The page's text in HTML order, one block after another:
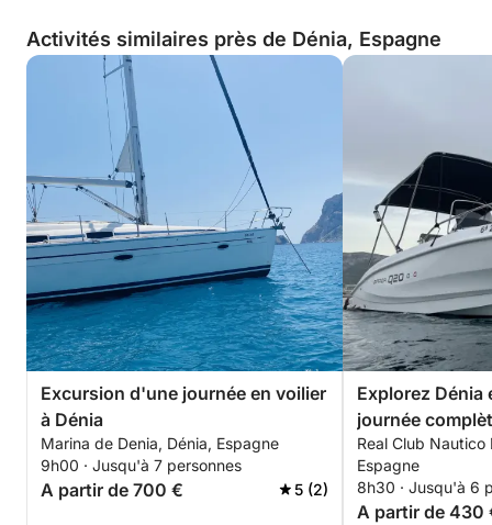
Fumer est autorisé.
Nettoyage final inclus.
Port d'attache : Dénia Yacht Club.
Rendez-vous inoubliable !
Le skipper qui vous accompagnera immortalisera
vos plus beaux moments passés en mer, au cœur
d'une nature préservée.
••CRIVES, PLAGES ET GROTTES À VISITER••
-DÉNIA-
•Plage des Marines.
Activités similaires près de Dénia, Espagne
Excursion d'une journée en voilier
à Dénia
Marina de Denia, Dénia, Espagne
9h00 · Jusqu'à 7 personnes
A partir de 700 € 5 (2)
Explorez Dénia
journée
d'un bateau à
Real Club Nautico
Espagne
8h30 · Jusqu'à 6
A partir de 430